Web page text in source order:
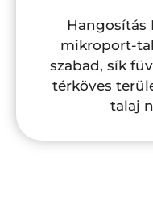
Hangosítás
mikroport-
szabad, sík
térköves
talaj